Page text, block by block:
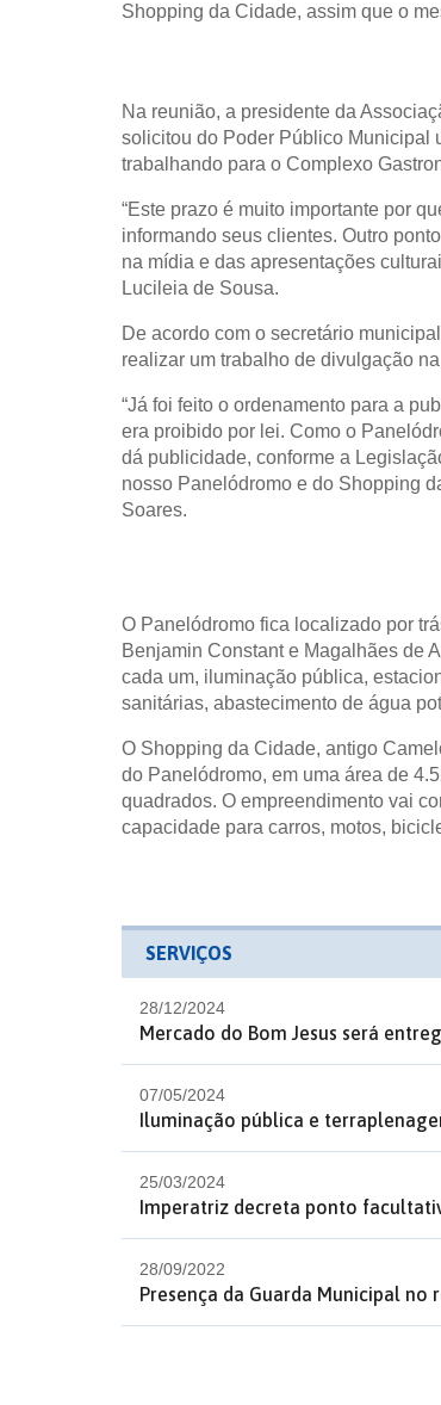
Shopping da Cidade, assim que o
Na reunião, a presidente da
solicitou do Poder Público Municipal
trabalhando para o Complexo
“Este prazo é muito importante por
informando seus clientes. Outro
na mídia e das apresentações
Lucileia de Sousa.
De acordo com o secretário
realizar um trabalho de divulgação
“Já foi feito o ordenamento para a
era proibido por lei. Como o
dá publicidade, conforme a
nosso Panelódromo e do Shopping
Soares.
O Panelódromo fica localizado por
Benjamin Constant e Magalhães de
cada um, iluminação pública,
sanitárias, abastecimento de água
O Shopping da Cidade, antigo
do Panelódromo, em uma área de
quadrados. O empreendimento vai
capacidade para carros, motos,
SERVIÇOS
28/12/2024
Mercado do Bom Jesus será
07/05/2024
Iluminação pública e
25/03/2024
Imperatriz decreta ponto
28/09/2022
Presença da Guarda Municipal